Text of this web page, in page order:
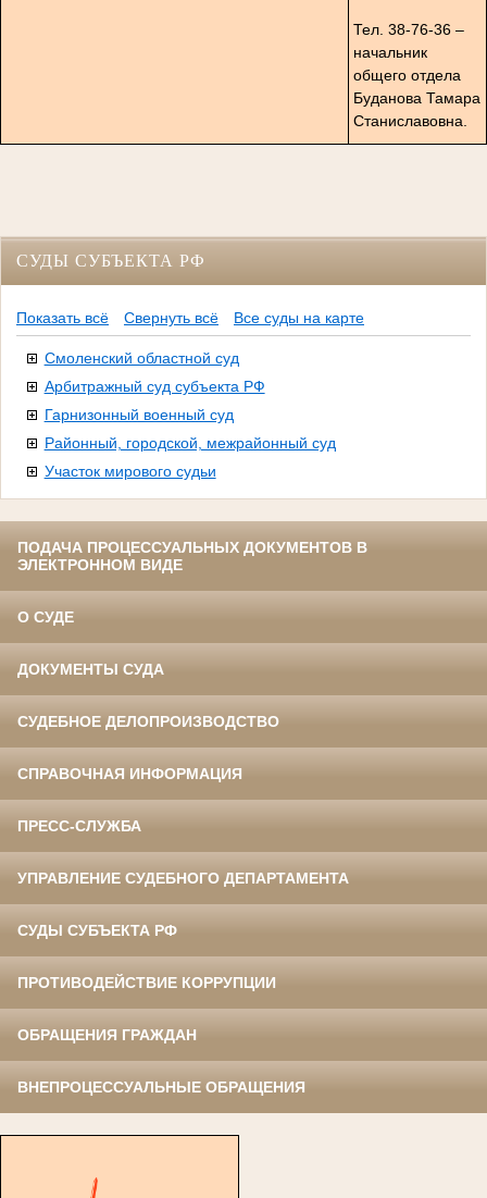
Тел. 38-76-36 –
начальник
общего отдела
Буданова Тамара
Станиславовна.
СУДЫ СУБЪЕКТА РФ
Показать всё Свернуть всё Все суды на карте
Смоленский областной суд
Арбитражный суд субъекта РФ
Гарнизонный военный суд
Районный, городской, межрайонный суд
Участок мирового судьи
ПОДАЧА ПРОЦЕССУАЛЬНЫХ ДОКУМЕНТОВ В
ЭЛЕКТРОННОМ ВИДЕ
О СУДЕ
ДОКУМЕНТЫ СУДА
СУДЕБНОЕ ДЕЛОПРОИЗВОДСТВО
СПРАВОЧНАЯ ИНФОРМАЦИЯ
ПРЕСС-СЛУЖБА
УПРАВЛЕНИЕ СУДЕБНОГО ДЕПАРТАМЕНТА
СУДЫ СУБЪЕКТА РФ
ПРОТИВОДЕЙСТВИЕ КОРРУПЦИИ
ОБРАЩЕНИЯ ГРАЖДАН
ВНЕПРОЦЕССУАЛЬНЫЕ ОБРАЩЕНИЯ